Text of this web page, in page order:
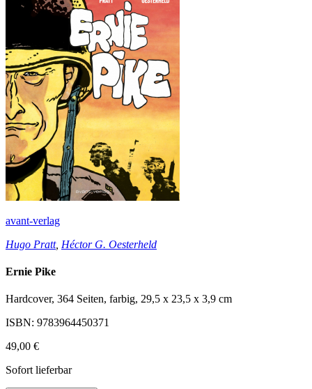
avant-verlag
Hugo Pratt, Héctor G. Oesterheld
Ernie Pike
Hardcover, 364 Seiten, farbig, 29,5 x 23,5 x 3,9 cm
ISBN: 9783964450371
49,00 €
Sofort lieferbar